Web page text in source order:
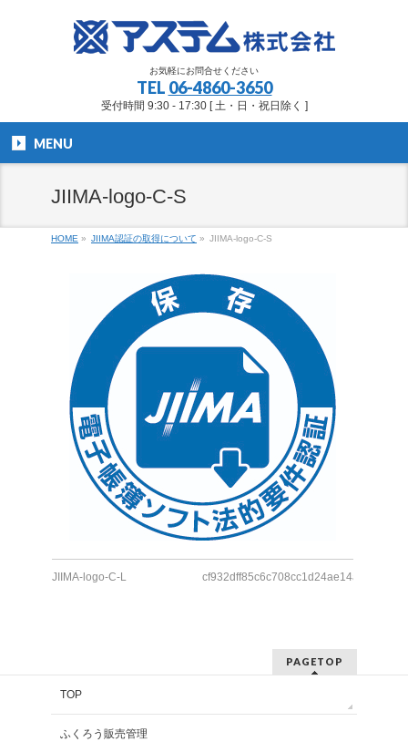
お気軽にお問合せください
TEL 06-4860-3650
受付時間 9:30 - 17:30 [ 土・日・祝日除く ]
MENU
JIIMA-logo-C-S
HOME » JIIMA認証の取得について » JIIMA-logo-C-S
JIIMA-logo-C-L cf932dff85c6c708cc1d24ae14a50f5b
PAGETOP
TOP
ふくろう販売管理